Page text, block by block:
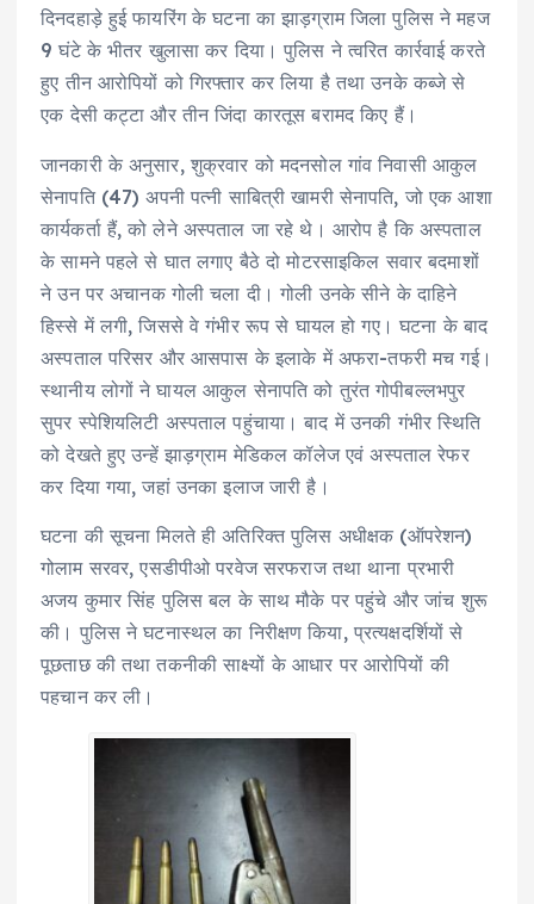
दिनदहाड़े हुई फायरिंग के घटना का झाड़ग्राम जिला पुलिस ने महज
9 घंटे के भीतर खुलासा कर दिया। पुलिस ने त्वरित कार्रवाई करते
हुए तीन आरोपियों को गिरफ्तार कर लिया है तथा उनके कब्जे से
एक देसी कट्टा और तीन जिंदा कारतूस बरामद किए हैं।
जानकारी के अनुसार, शुक्रवार को मदनसोल गांव निवासी आकुल
सेनापति (47) अपनी पत्नी साबित्री खामरी सेनापति, जो एक आशा
कार्यकर्ता हैं, को लेने अस्पताल जा रहे थे। आरोप है कि अस्पताल
के सामने पहले से घात लगाए बैठे दो मोटरसाइकिल सवार बदमाशों
ने उन पर अचानक गोली चला दी। गोली उनके सीने के दाहिने
हिस्से में लगी, जिससे वे गंभीर रूप से घायल हो गए। घटना के बाद
अस्पताल परिसर और आसपास के इलाके में अफरा-तफरी मच गई।
स्थानीय लोगों ने घायल आकुल सेनापति को तुरंत गोपीबल्लभपुर
सुपर स्पेशियलिटी अस्पताल पहुंचाया। बाद में उनकी गंभीर स्थिति
को देखते हुए उन्हें झाड़ग्राम मेडिकल कॉलेज एवं अस्पताल रेफर
कर दिया गया, जहां उनका इलाज जारी है।
घटना की सूचना मिलते ही अतिरिक्त पुलिस अधीक्षक (ऑपरेशन)
गोलाम सरवर, एसडीपीओ परवेज सरफराज तथा थाना प्रभारी
अजय कुमार सिंह पुलिस बल के साथ मौके पर पहुंचे और जांच शुरू
की। पुलिस ने घटनास्थल का निरीक्षण किया, प्रत्यक्षदर्शियों से
पूछताछ की तथा तकनीकी साक्ष्यों के आधार पर आरोपियों की
पहचान कर ली।